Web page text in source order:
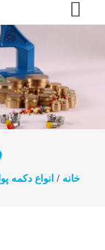
خانه / انواع دکمه